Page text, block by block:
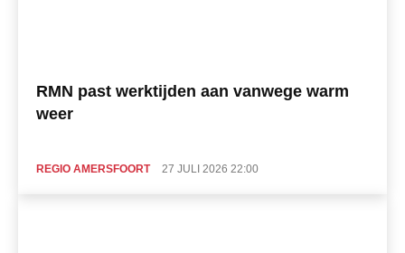
RMN past werktijden aan vanwege warm
weer
REGIO AMERSFOORT 27 JULI 2026 22:00